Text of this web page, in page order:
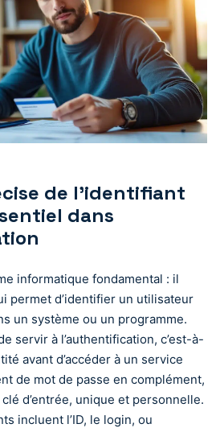
de l’identifiant
dans
informatique fondamental : il
permet d’identifier un utilisateur
un système ou un programme.
servir à l’authentification, c’est-à-
avant d’accéder à un service
de mot de passe en complément,
d’entrée, unique et personnelle.
incluent l’ID, le login, ou